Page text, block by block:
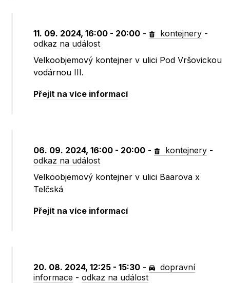
11. 09. 2024, 16:00 - 20:00 - kontejnery -
odkaz na událost
Velkoobjemový kontejner v ulici Pod Vršovickou
vodárnou III.
Přejít na více informací
06. 09. 2024, 16:00 - 20:00 - kontejnery -
odkaz na událost
Velkoobjemový kontejner v ulici Baarova x
Telčská
Přejít na více informací
20. 08. 2024, 12:25 - 15:30 -
dopravní
informace -odkaz na událost